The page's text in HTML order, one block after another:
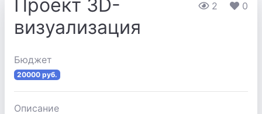
2 0
Проект 3D-
визуализация
Бюджет
20000 руб.
Описание